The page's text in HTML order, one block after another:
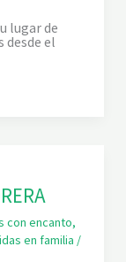
lugar de
desde el
con encanto,
en familia /